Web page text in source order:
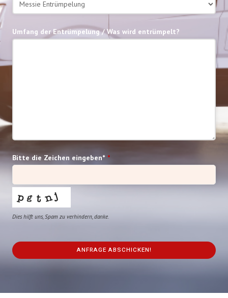
Umfang der Entrümpelung / Was wird entrümpelt?
Bitte die Zeichen eingeben* *
Dies hilft uns, Spam zu verhindern, danke.
ANFRAGE ABSCHICKEN!
should